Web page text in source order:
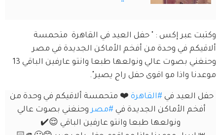
وكتبت عبر إكس : " حفل العيد في القاهرة  متحمسة
ألاقيكم في وحدة من أفخم الأماكن الجديدة في مصر
موعدنا واذا مو اقوى حفل راح يصير".
حفل العيد في #القاهرة ❤️ متحمسة ألاقيكم في وحدة من
أفخم الأماكن الجديدة في #مصر وحنغني بصوت عالي
ونولعها طبعا وانتو عارفين الباقي 😌✔️